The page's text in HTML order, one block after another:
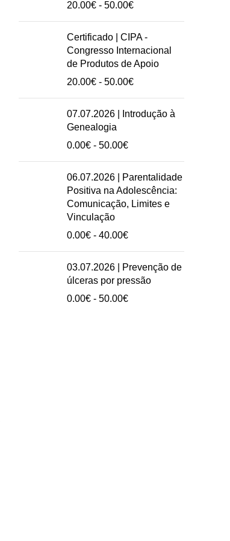
20.00€ - 50.00€Intervalo
preços:
20.00€
a
50.00€
Certificado | CIPA -
Congresso Internacional
de Produtos de Apoio
20.00€ - 50.00€Intervalo
preços:
20.00€
07.07.2026 | Introdução à
Genealogia
0.00€ - 50.00€Intervalo
preços:
0.00€
a
50.00€
06.07.2026 | Parentalidade
Positiva na Adolescência:
Comunicação, Limites e
Vinculação
0.00€ - 40.00€Intervalo
preços:
0.00€
40.00€
03.07.2026 | Prevenção de
úlceras por pressão
0.00€ - 50.00€Intervalo